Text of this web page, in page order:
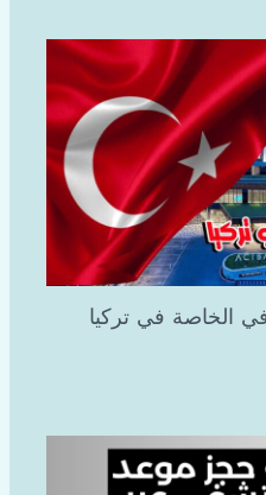
الخاصة في تركيا